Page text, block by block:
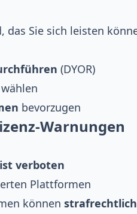
das Sie sich leisten
(DYOR)
wählen
bevorzugen
Warnungen
verboten
Plattformen
können